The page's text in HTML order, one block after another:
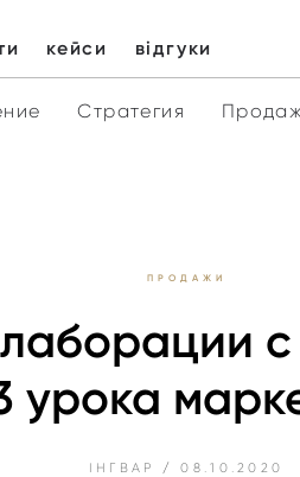
кейси відгуки
Стратегия
ПРОДАЖИ
урока
ІНГВАР /08.10.2020